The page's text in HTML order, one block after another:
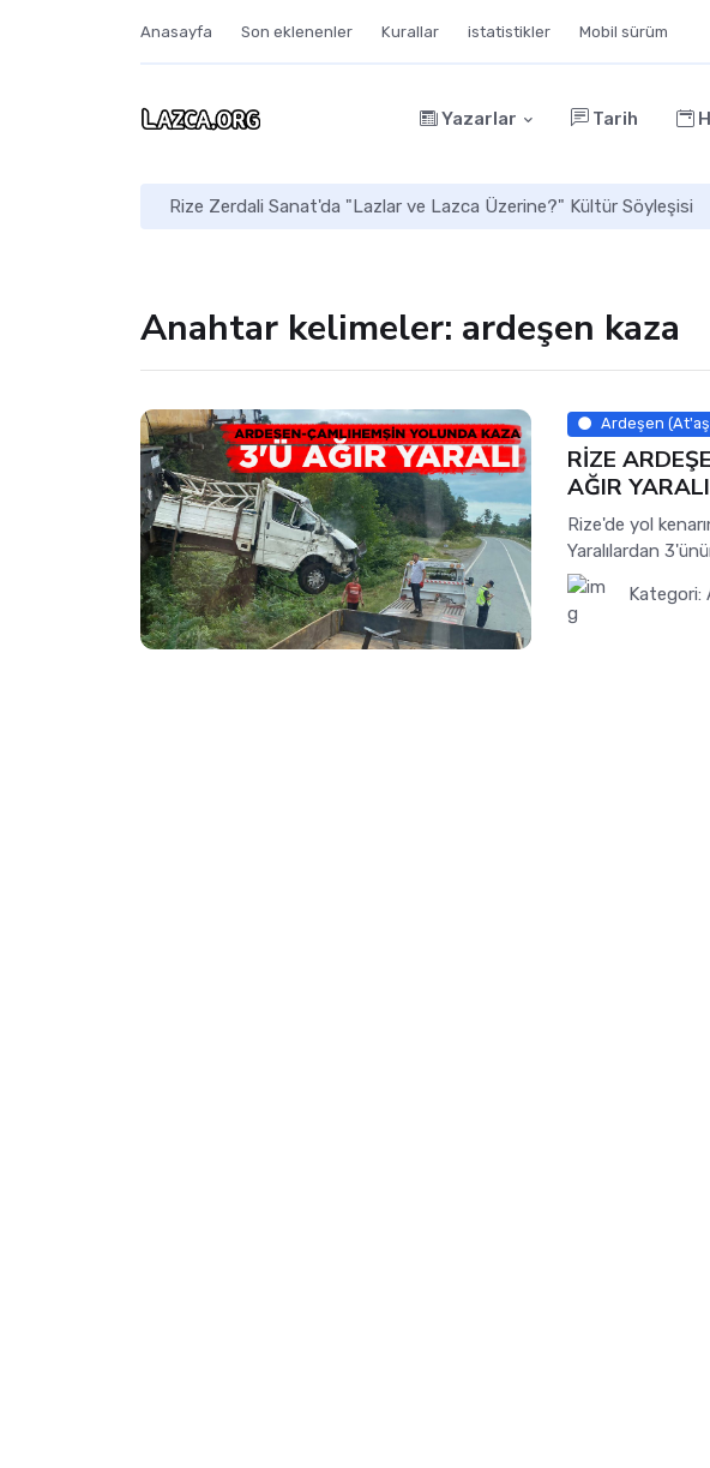
Anasayfa Son eklenenler Kurallar istatistikler Mobil sürüm
Yazarlar Tarih
Rize Zerdali Sanat'da "Lazlar ve Lazca Üzerine?" Kültür Söyleşisi
Anahtar kelimeler: ardeşen kaza
Ardeşen
RİZE
AĞIR YARALI
Rize'de yol
Yaralılardan
Kategori: